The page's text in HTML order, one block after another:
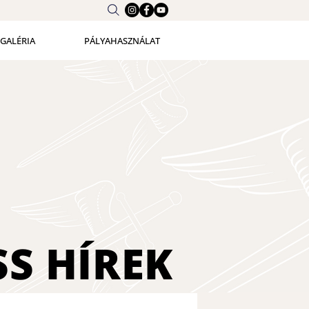
GALÉRIA PÁLYAHASZNÁLAT
HÍREK